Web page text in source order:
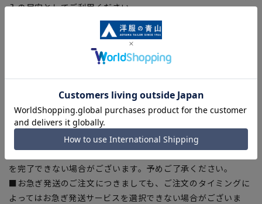
入の目安としてご利用ください。
■生地や仕様・デザインにより、着用感や実際のサイズ表に若
干の誤差が生じる場合がございます。予めご了承ください。
■サイズスペックは仕上がりサイズを記載しております。一
部、商品現物におすすめサイズ(ヌードサイズ)を記載している
商品もございます。
■ブラウザやお使いのモニター環境、また撮影時の室内外の光
加減により、実際の商品と掲載画像の色味が異なる場合がござ
います。
■店舗や各モールサイトと商品在庫を共有しております関係
上、ご注文いただいたタイミングにより欠品が発生し、ご注文
を完了できない場合がございます。予めご了承ください。
■お急ぎ発送のご注文につきましても、ご注文のタイミングに
よってはお急ぎ発送サービスを選択できない場合がございま